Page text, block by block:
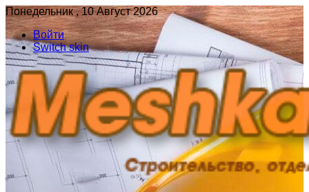
Понедельник , 10 Август 2026
Войти
Switch skin